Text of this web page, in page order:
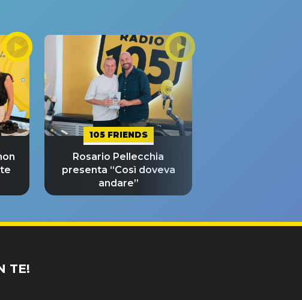
105 FRIENDS
Rosario Pellecchia
presenta “Così doveva
andare”
TE!